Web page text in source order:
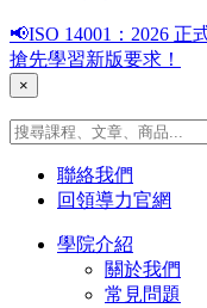
📢ISO 14001：2026 正
搶先學習新版要求！
×
聯絡我們
回領導力官網
學院介紹
關於我們
常見問題